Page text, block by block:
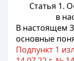
Статья 1.
в
В настоящем
основные
Подпункт 1